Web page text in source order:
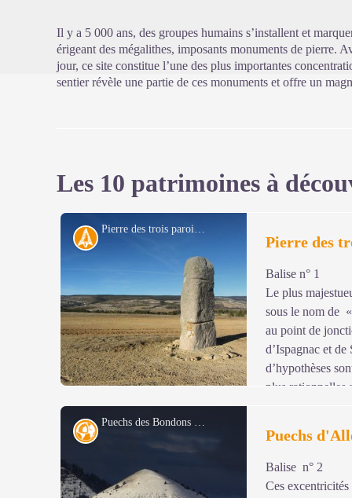
Il y a 5 000 ans, des groupes humains s’installent et
érigeant des mégalithes, imposants monuments de pierre.
jour, ce site constitue l’une des plus importantes
sentier révèle une partie de ces monuments et offre un
Les 10 patrimoines à
Pierre des trois paroisses - © Eddie Balaye
Voir l'image en plein écran
Archéologie Pierre des
Balise n° 1
Le plus
sous le nom de
au point de
d’Ispagnac et
d’hypothèses
plus rationnelles
grande partie de mystère. Ces pierres pesant souvent
forme, déplacées parfois sur des kilomètres avant
permet de retrouver des indices sur la vie quotidienne
conception du monde et leur spiritualité restent en
Puechs des Bondons sous la neige - © Jean-Pierre Malafosse
Géologie Puechs
Balise n° 2
Ces excentricités